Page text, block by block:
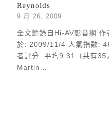
Reynolds
9 月 26, 2009
全文節錄自Hi-AV影音網 作
於: 2009/11/4 人氣指數:
者評分: 平均9.31（共有35
Martin…